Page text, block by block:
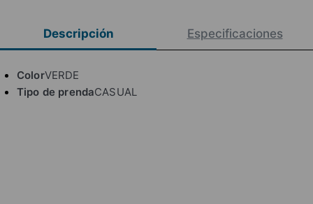
Descripción Especificaciones
ColorVERDE
Tipo de prendaCASUAL